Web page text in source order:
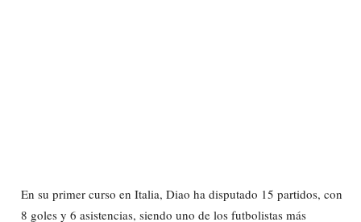
En su primer curso en Italia, Diao ha disputado 15 partidos, con
8 goles y 6 asistencias, siendo uno de los futbolistas más